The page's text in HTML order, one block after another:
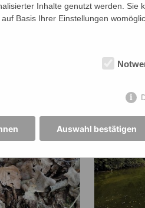
Klassenleitungen sowie
Inhalte genutzt werden. Sie
Basis Ihrer Einstellungen
Auswahl bestätigen